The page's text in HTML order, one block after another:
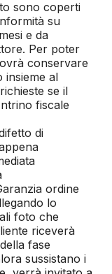
sono coperti
su
e da
Per poter
conservare
insieme al
se il
fiscale
di
ordine
lo
foto che
riceverà
fase
sussistano i